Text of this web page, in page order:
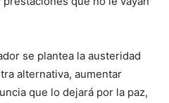
se plantea la austeridad
alternativa, aumentar
que lo dejará por la paz,